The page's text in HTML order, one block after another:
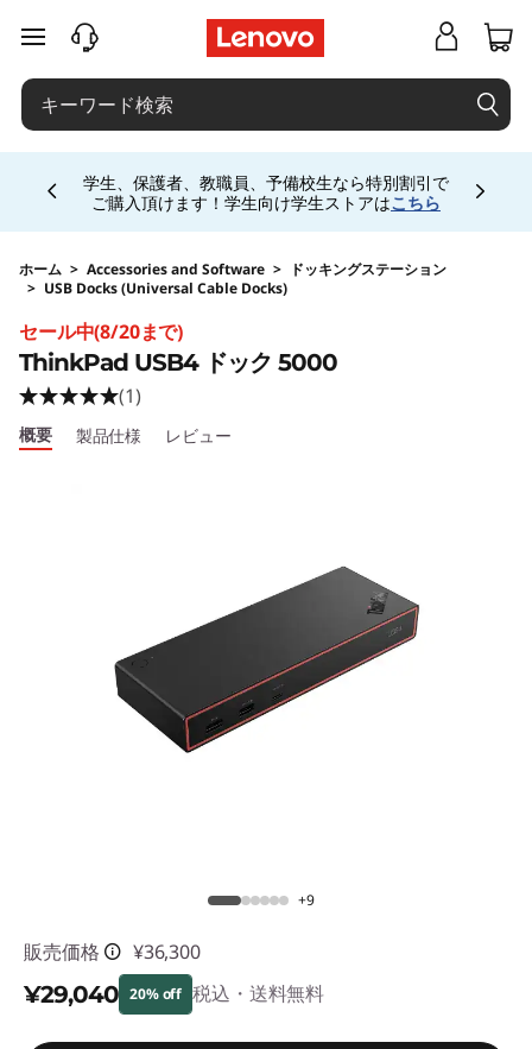
p
a
o
メインコンテンツにスキップする
お電話購入相談窓口 ☎ 法人:0120-148-333 法人
専用ストア会員登録 (無料) 詳細はこちら
専用会
場はこちら
ホーム > Accessories and Software >
ドッキングステーション
> USB Docks (Universal Cable Docks)
セール中(8/20まで)
ThinkPad USB4 ドック 5000
(1)
概要 製品仕様 レビュー
+9
販売価格 ¥36,300
¥29,040 20% off 税込・送料無料